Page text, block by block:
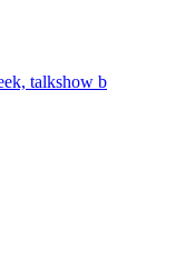
talkshow b